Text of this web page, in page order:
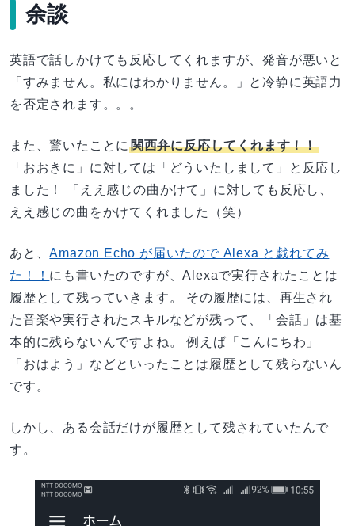
余談
英語で話しかけても反応してくれますが、発音が悪いと
「すみません。私にはわかりません。」と冷静に英語力
を否定されます。。。
また、驚いたことに関西弁に反応してくれます！！
「おおきに」に対しては「どういたしまして」と反応し
ました！ 「ええ感じの曲かけて」に対しても反応し、
ええ感じの曲をかけてくれました（笑）
あと、Amazon Echo が届いたので Alexa と戯れてみ
た！！ にも書いたのですが、Alexaで実行されたことは
履歴として残っていきます。 その履歴には、再生され
た音楽や実行されたスキルなどが残って、「会話」は基
本的に残らないんですよね。 例えば「こんにちわ」
「おはよう」などといったことは履歴として残らないん
です。
しかし、ある会話だけが履歴として残されていたんで
す。